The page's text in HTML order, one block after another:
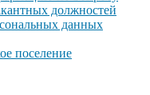
должностей
данных
поселение